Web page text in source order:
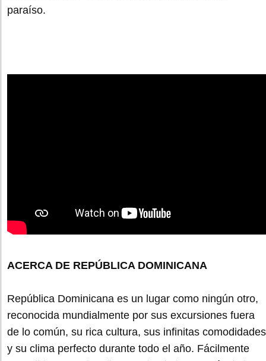
paraíso.
ACERCA DE REPÚBLICA DOMINICANA
República Dominicana es un lugar como ningún otro,
reconocida mundialmente por sus excursiones fuera
de lo común, su rica cultura, sus infinitas comodidades
y su clima perfecto durante todo el año. Fácilmente